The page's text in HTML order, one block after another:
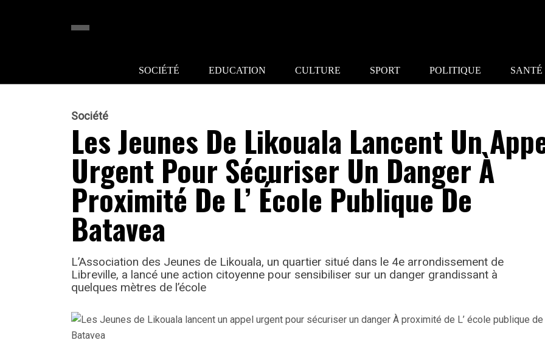
SOCIÉTÉ EDUCATION CULTURE SPORT POLITIQUE SANTÉ
Société
Les Jeunes De Likouala Lancent Un
Urgent Pour Sécuriser Un Danger À
Proximité De L’ École Publique De
Batavea
L’Association des Jeunes de Likouala, un quartier situé dans le 4e arrondissement de
Libreville, a lancé une action citoyenne pour sensibiliser sur un danger grandissant à
quelques mètres de l’école